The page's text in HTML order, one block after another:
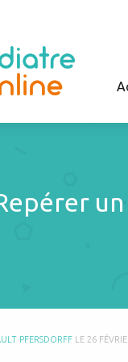
PFERSDORFF LE 26